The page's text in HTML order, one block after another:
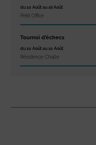
du 10 Août au 16 Août
Petit Office
Tournoi d’échecs
du 10 Août au 10 Août
Résidence Challe